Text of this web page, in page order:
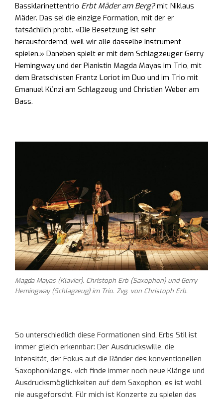
Bassklarinettentrio Erbt Mäder am Berg?mit Niklaus
Mäder. Das sei die einzige Formation, mit der er
tatsächlich probt. «Die Besetzung ist sehr
herausfordernd, weil wir alle dasselbe Instrument
spielen.» Daneben spielt er mit dem Schlagzeuger Gerry
Hemingway und der Pianistin Magda Mayas im Trio, mit
dem Bratschisten Frantz Loriot im Duo und im Trio mit
Emanuel Künzi am Schlagzeug und Christian Weber am
Bass.
Magda Mayas (Klavier), Christoph Erb (Saxophon) und Gerry
Hemingway (Schlagzeug) im Trio. Zvg. von Christoph Erb.
So unterschiedlich diese Formationen sind, Erbs Stil ist
immer gleich erkennbar: Der Ausdruckswille, die
Intensität, der Fokus auf die Ränder des konventionellen
Saxophonklangs. «Ich finde immer noch neue Klänge und
Ausdrucksmöglichkeiten auf dem Saxophon, es ist wohl
nie ausgeforscht. Für mich ist Konzerte zu spielen das